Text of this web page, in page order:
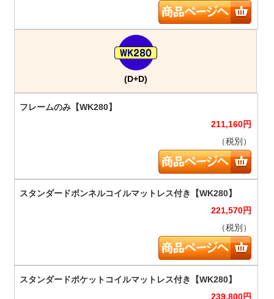
(D+D)
211,160円
（税別）
221,570円
（税別）
239,800円